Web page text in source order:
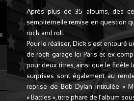
Après plus de 35 albums, des
sempiternelle remise en question
rock and roll.
Pour le réaliser, Dick s’est entouré
de rock garage Ici Paris et ex
pour deux titres, ainsi que le fidèle
surprises sont également au
reprise de Bob Dylan intitulée «
« Battles », titre phare de l’album